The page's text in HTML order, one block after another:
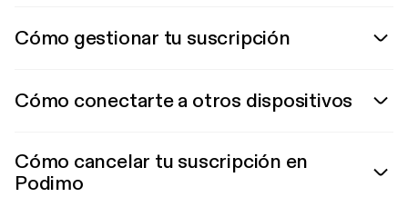
Cómo gestionar tu suscripción
Cómo conectarte a otros dispositivos
Cómo cancelar tu suscripción en
Podimo